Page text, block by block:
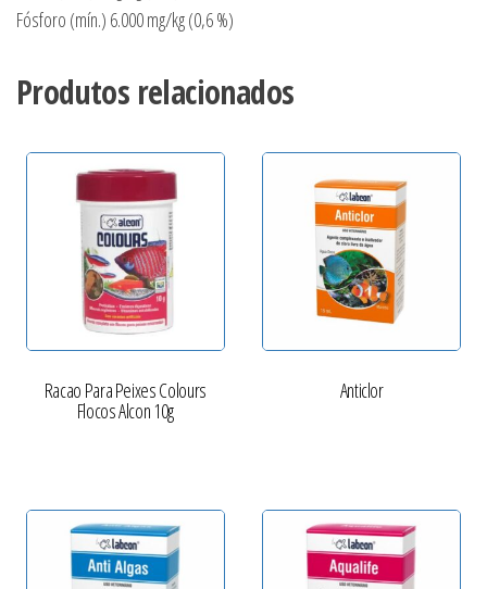
Fósforo (mín.) 6.000 mg/kg (0,6 %)
Produtos relacionados
Racao Para Peixes Colours
Flocos Alcon 10g
Anticlor